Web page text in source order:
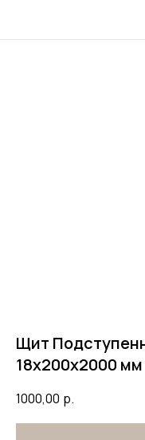
Щит
18х200х2000 мм
1000,00 р.